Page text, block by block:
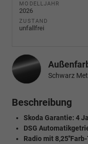
MODELLJAHR
2026
ZUSTAND
unfallfrei
Schwarz
Beschreibung
Skoda Garantie: 4
DSG
Radio mit